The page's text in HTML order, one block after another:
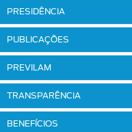
PRESIDÊNCIA
PUBLICAÇÕES
PREVILAM
TRANSPARÊNCIA
BENEFÍCIOS